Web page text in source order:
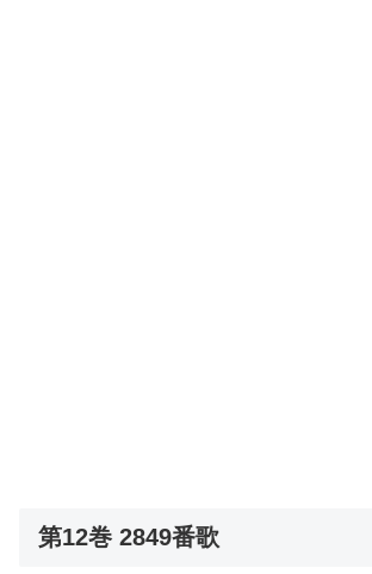
第12巻 2849番歌